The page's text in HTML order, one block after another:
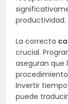
productividad.
La correcta
crucial.
aseguran que
Invertir
puede